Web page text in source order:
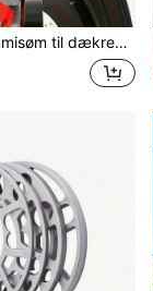
dækreparation (20 korte + 20 lange), velegnet til biler, motorcykler, elbiler, giver et ikke-destruktivt og hurtigt dækreparationsværktøj.